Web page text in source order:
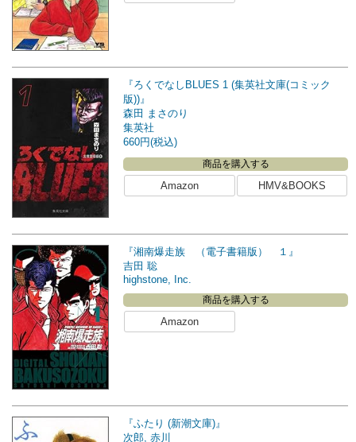
『ろくでなしBLUES 1 (集英社文庫(コミック
版))』
森田 まさのり
集英社
660円(税込)
商品を購入する
Amazon HMV&BOOKS
『湘南爆走族 （電子書籍版） １』
吉田 聡
highstone, Inc.
商品を購入する
Amazon
『ふたり (新潮文庫)』
次郎, 赤川